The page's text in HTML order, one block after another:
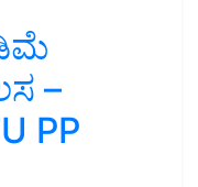
–
PP